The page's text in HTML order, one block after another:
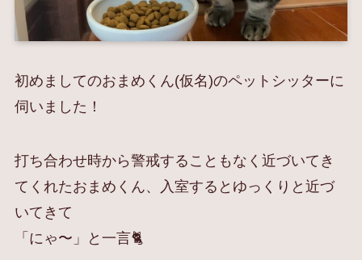
初めましてのおまめくん(仮名)のペットシッターに
伺いました！
打ち合わせ時から警戒することもなく近づいてき
てくれたおまめくん、入室するとゆっくりと近づ
いてきて
「にゃ〜」と一言🐈